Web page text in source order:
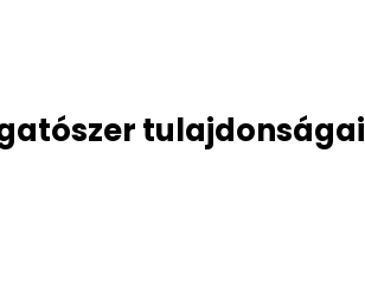
tulajdonságai